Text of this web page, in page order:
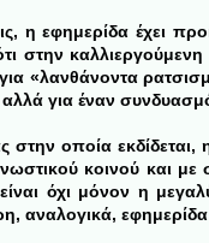
η εφημερίδα έχει
στην
«λανθάνοντα
αλλά για έναν
οποία
κοινού και
όχι μόνον η
αναλογικά,